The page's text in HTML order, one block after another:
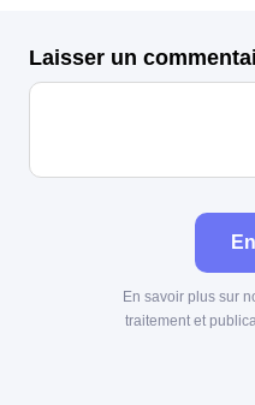
Laisser un
En savoir plus sur
traitement et